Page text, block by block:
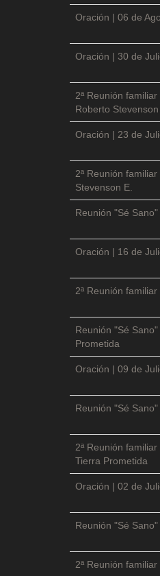
Oración | 06 de
Oración | 30 de
2ª Reunión
Roberto Stevenson
Oración | 23 de
2ª Reunión
Stevenson E.
Reunión "Sé
Oración | 16 de
2ª Reunión
Reunión "Sé
Prometida
Oración | 09 de
Reunión "Sé
2ª Reunión
Tierra Prometida
Oración | 02 de
Reunión "Sé
2ª Reunión